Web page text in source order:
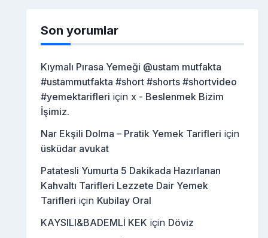
Son yorumlar
Kıymalı Pırasa Yemeği @ustam mutfakta
#ustammutfakta #short #shorts #shortvideo
#yemektarifleri için x - Beslenmek Bizim
İşimiz.
Nar Ekşili Dolma – Pratik Yemek Tarifleri için
üsküdar avukat
Patatesli Yumurta 5 Dakikada Hazırlanan
Kahvaltı Tarifleri Lezzete Dair Yemek
Tarifleri için Kubilay Oral
KAYSILI&BADEMLİ KEK için Döviz